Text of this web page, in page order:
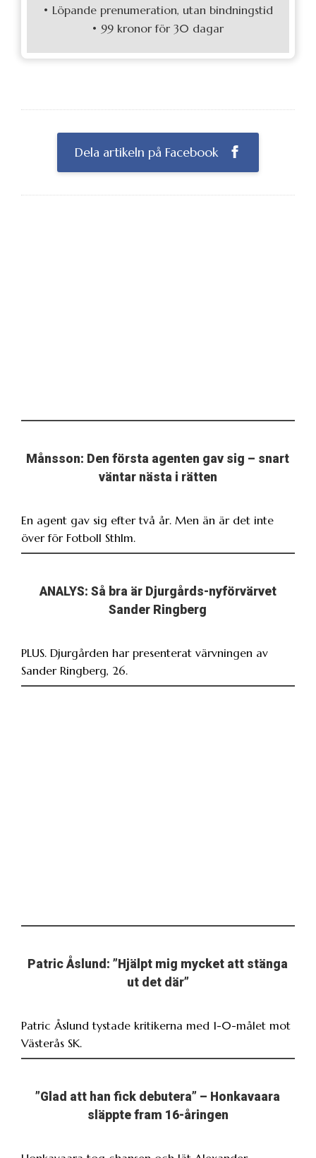
• Löpande prenumeration, utan bindningstid
• 99 kronor för 30 dagar
Dela artikeln på Facebook
Månsson: Den första agenten gav sig – snart
väntar nästa i rätten
En agent gav sig efter två år. Men än är det inte
över för Fotboll Sthlm.
ANALYS: Så bra är Djurgårds-nyförvärvet
Sander Ringberg
PLUS. Djurgården har presenterat värvningen av
Sander Ringberg, 26.
Patric Åslund: ”Hjälpt mig mycket att stänga
ut det där”
Patric Åslund tystade kritikerna med 1-0-målet mot
Västerås SK.
”Glad att han fick debutera” – Honkavaara
släppte fram 16-åringen